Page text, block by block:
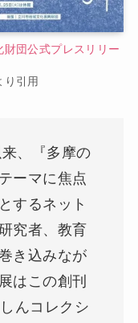
団公式プレスリリー
り引用
、『多摩の
ーマに焦点
するネット
究者、教育
き込みなが
はこの創刊
んコレクシ